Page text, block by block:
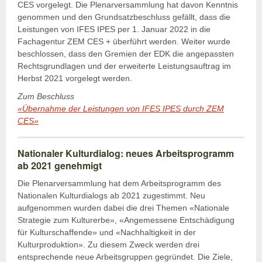
CES vorgelegt. Die Plenarversammlung hat davon Kenntnis
genommen und den Grundsatzbeschluss gefällt, dass die
Leistungen von IFES IPES per 1. Januar 2022 in die
Fachagentur ZEM CES + überführt werden. Weiter wurde
beschlossen, dass den Gremien der EDK die angepassten
Rechtsgrundlagen und der erweiterte Leistungsauftrag im
Herbst 2021 vorgelegt werden.
Zum Beschluss
«Übernahme der Leistungen von IFES IPES durch ZEM
CES»
Nationaler Kulturdialog: neues Arbeitsprogramm
ab 2021 genehmigt
Die Plenarversammlung hat dem Arbeitsprogramm des
Nationalen Kulturdialogs ab 2021 zugestimmt. Neu
aufgenommen wurden dabei die drei Themen «Nationale
Strategie zum Kulturerbe», «Angemessene Entschädigung
für Kulturschaffende» und «Nachhaltigkeit in der
Kulturproduktion». Zu diesem Zweck werden drei
entsprechende neue Arbeitsgruppen gegründet. Die Ziele,